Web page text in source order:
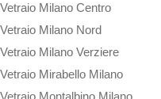
Vetraio Milano Centro
Vetraio Milano Nord
Vetraio Milano Verziere
Vetraio Mirabello Milano